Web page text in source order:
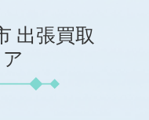
出張買取